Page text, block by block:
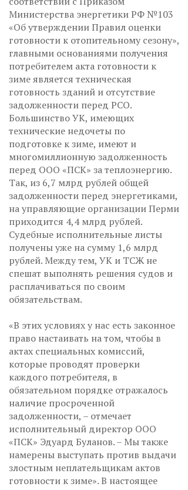
Министерства энергетики РФ №103
«Об утверждении Правил оценки
готовности к отопительному сезону»,
главными основаниями получения
потребителем акта готовности к
зиме является техническая
готовность зданий и отсутствие
задолженности перед РСО.
Большинство УК, имеющих
технические недочеты по
подготовке к зиме, имеют и
многомиллионную задолженность
перед ООО «ПСК» за теплоэнергию.
Так, из 6,7 млрд рублей общей
задолженности перед энергетиками,
на управляющие организации Перми
приходится 4,4 млрд рублей.
Судебные исполнительные листы
получены уже на сумму 1,6 млрд
рублей. Между тем, УК и ТСЖ не
спешат выполнять решения судов и
расплачиваться по своим
обязательствам.
«В этих условиях у нас есть законное
право настаивать на том, чтобы в
актах специальных комиссий,
которые проводят проверки
каждого потребителя, в
обязательном порядке отражалось
наличие просроченной
задолженности, – отмечает
исполнительный директор ООО
«ПСК» Эдуард Буланов. – Мы также
намерены выступать против выдачи
злостным неплательщикам актов
готовности к зиме». В настоящее